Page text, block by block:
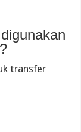
transfer